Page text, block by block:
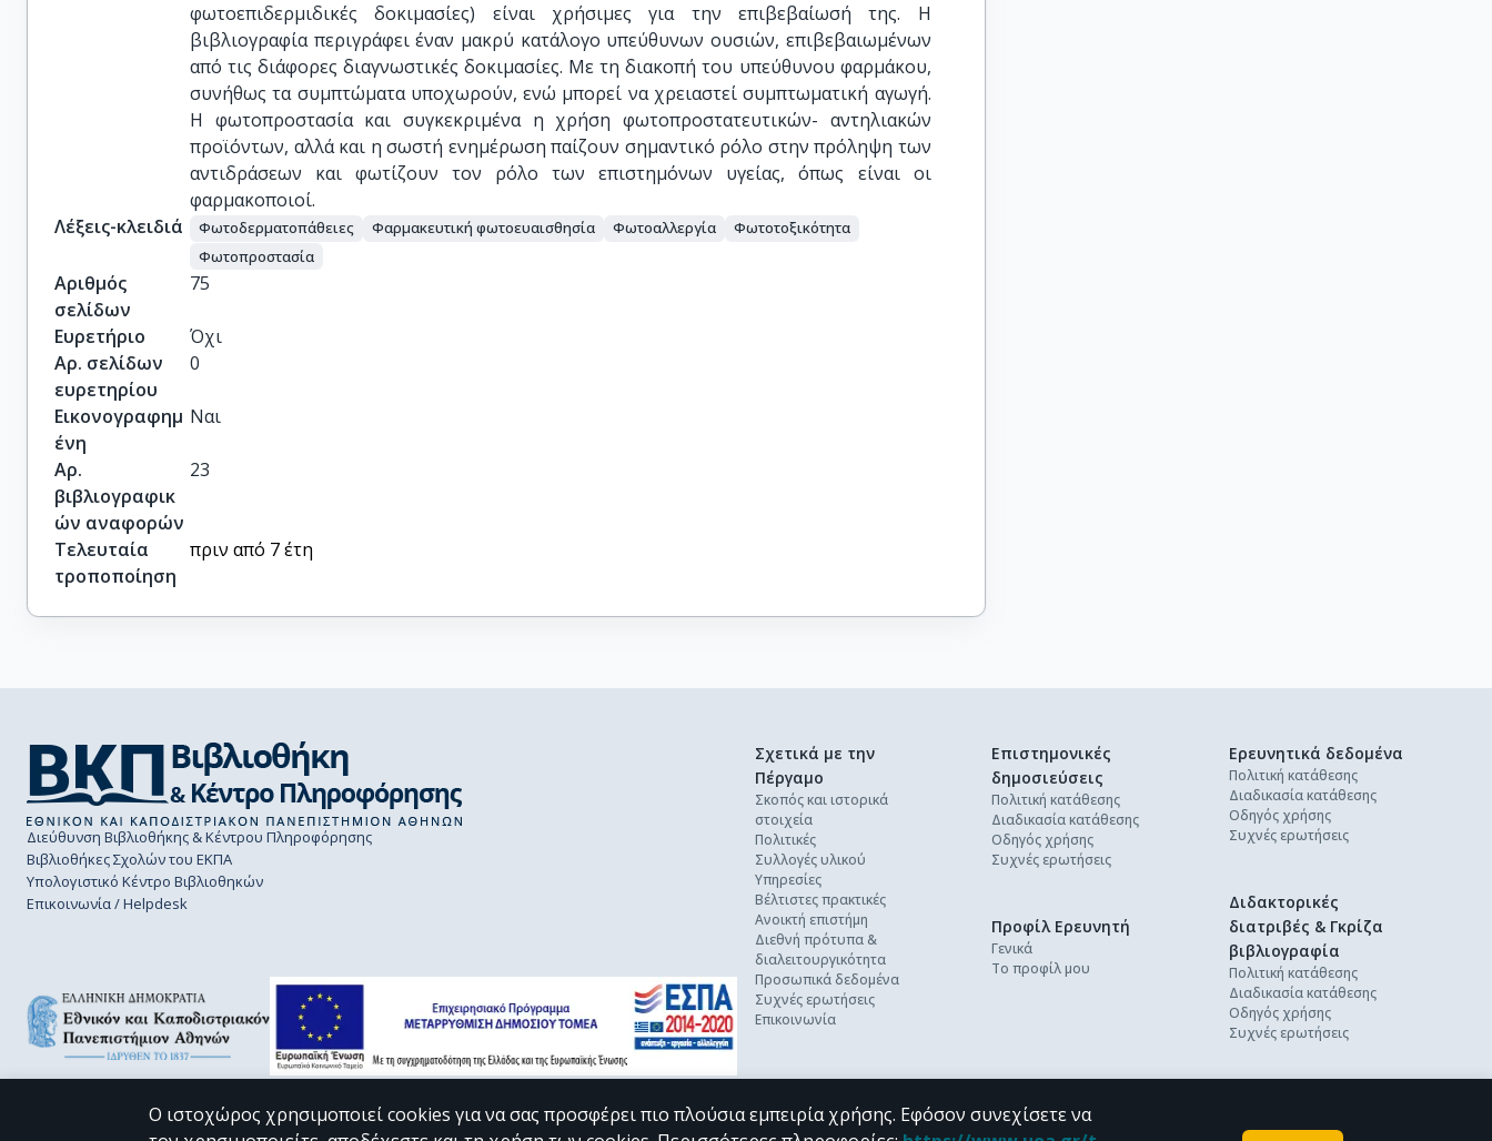
φωτοεπιδερμιδικές δοκιμασίες) είναι χρήσιμες για την επιβεβαίωσή της. Η
βιβλιογραφία περιγράφει έναν μακρύ κατάλογο υπεύθυνων ουσιών, επιβεβαιωμένων
από τις διάφορες διαγνωστικές δοκιμασίες. Με τη διακοπή του υπεύθυνου φαρμάκου,
συνήθως τα συμπτώματα υποχωρούν, ενώ μπορεί να χρειαστεί συμπτωματική αγωγή.
Η φωτοπροστασία και συγκεκριμένα η χρήση φωτοπροστατευτικών- αντηλιακών
προϊόντων, αλλά και η σωστή ενημέρωση παίζουν σημαντικό ρόλο στην πρόληψη των
αντιδράσεων και φωτίζουν τον ρόλο των επιστημόνων υγείας, όπως είναι οι
φαρμακοποιοί.
Λέξεις-κλειδιά
Φωτοδερματοπάθειες Φαρμακευτική φωτοευαισθησία Φωτοαλλεργία
Φωτοτοξικότητα
Φωτοπροστασία
Αριθμός
σελίδων
75
Ευρετήριο
Όχι
Αρ. σελίδων
ευρετηρίου
0
Εικονογραφημ
ένη
Ναι
Αρ.
βιβλιογραφικ
ών αναφορών
23
Τελευταία
τροποποίηση
πριν από 7 έτη
Διεύθυνση Βιβλιοθήκης & Κέντρου Πληροφόρησης
Βιβλιοθήκες Σχολών του ΕΚΠΑ
Υπολογιστικό Κέντρο Βιβλιοθηκών
Επικοινωνία / Helpdesk
Σχετικά με την
Πέργαμο
Σκοπός και ιστορικά
στοιχεία
Πολιτικές
Συλλογές υλικού
Υπηρεσίες
Βέλτιστες πρακτικές
Ανοικτή επιστήμη
Διεθνή πρότυπα &
διαλειτουργικότητα
Προσωπικά δεδομένα
Συχνές ερωτήσεις
Επικοινωνία
Επιστημονικές
δημοσιεύσεις
Πολιτική κατάθεσης
Διαδικασία κατάθεσης
Οδηγός χρήσης
Συχνές ερωτήσεις
Ερευνητικά δεδομένα
Πολιτική κατάθεσης
Διαδικασία κατάθεσης
Οδηγός χρήσης
Συχνές ερωτήσεις
Διδακτορικές
διατριβές & Γκρίζα
βιβλιογραφία
Πολιτική κατάθεσης
Διαδικασία κατάθεσης
Οδηγός χρήσης
Συχνές ερωτήσεις
Προφίλ Ερευνητή
Γενικά
Το προφίλ μου
Ο ιστοχώρος χρησιμοποιεί cookies για να σας προσφέρει πιο πλούσια εμπειρία χρήσης. Εφόσον συνεχίσετε να